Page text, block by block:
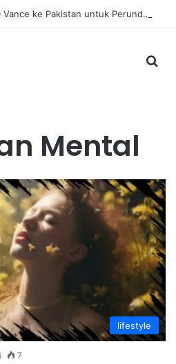
Trump Kirim Wapres JD Vance ke Pakistan untuk Perundingan Strategis dengan Iran
Mental
lifestyle
7